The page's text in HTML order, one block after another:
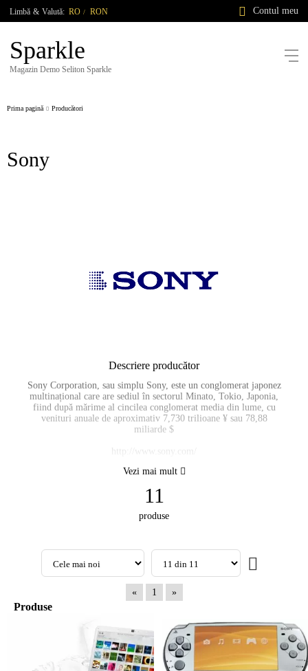
Limbă & Valută: RO / RON Contul meu
Sparkle
Magazin Demo Seliton Sparkle
Prima pagină Producători
Sony
Descriere producător
Sony Corporation, sau simplu Sony, este un conglomerat japonez
multinațional care are sediul în sectorul Minato, Tokio, Japonia,
fiind după mărime al cincilea conglomerat media din lume, cu
venituri anuale de aproximativ 7,730 trilioane ¥ sau 78,88
miliarde $
http://www.sony.com/
Vezi mai mult
11
produse
« 1 »
Produse